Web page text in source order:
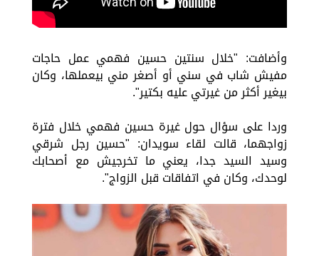
وأضافت: "خلال سنتين حسين فهمي عمل حاجات
مفيش شاب في سني أو أصغر مني بيعملها، وكان
بيغير أكثر من غيرتي عليه بكتير".
وردا على سؤال حول غيرة حسين فهمي خلال فترة
زواجهما، قالت لقاء سويدان: "حسين رجل شرقي
وسيد السيد جدا، يعني ما تخرجيش مع أصحابك
لوحدك، وكان في اتفاقات قبل الزواج".